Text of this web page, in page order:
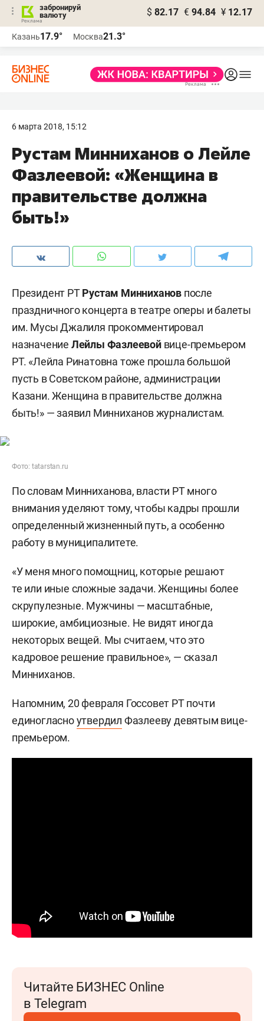
забронируй
валюту
$ 82.17 € 94.84 ¥ 12.17
Казань17.9° Москва21.3°
6 марта 2018, 15:12
Рустам Минниханов о Лейле
Фазлеевой: «Женщина в
правительстве должна
быть!»
Президент РТРустам Минниханов после
праздничного концерта в театре оперы и балеты
им. Мусы Джалиля прокомментировал
назначение Лейлы Фазлеевойвице-премьером
РТ. «Лейла Ринатовна тоже прошла большой
пусть в Советском районе, администрации
Казани. Женщина в правительстве должна
быть!» — заявил Минниханов журналистам.
Фото: tatarstan.ru
По словам Минниханова, власти РТ много
внимания уделяют тому, чтобы кадры прошли
определенный жизненный путь, а особенно
работу в муниципалитете.
«У меня много помощниц, которые решают
те или иные сложные задачи. Женщины более
скрупулезные. Мужчины — масштабные,
широкие, амбициозные. Не видят иногда
некоторых вещей. Мы считаем, что это
кадровое решение правильное», — сказал
Минниханов.
Напомним, 20 февраля Госсовет РТ почти
единогласноутвердил Фазлееву девятым вице-
премьером.
Читайте БИЗНЕС Online
в Telegram